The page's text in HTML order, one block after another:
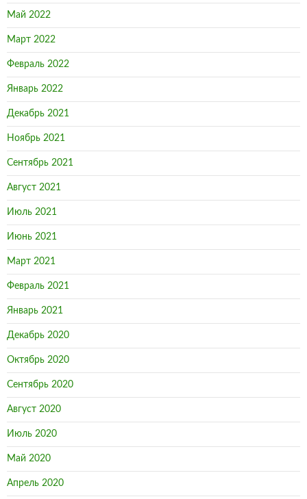
Май 2022
Март 2022
Февраль 2022
Январь 2022
Декабрь 2021
Ноябрь 2021
Сентябрь 2021
Август 2021
Июль 2021
Июнь 2021
Март 2021
Февраль 2021
Январь 2021
Декабрь 2020
Октябрь 2020
Сентябрь 2020
Август 2020
Июль 2020
Май 2020
Апрель 2020